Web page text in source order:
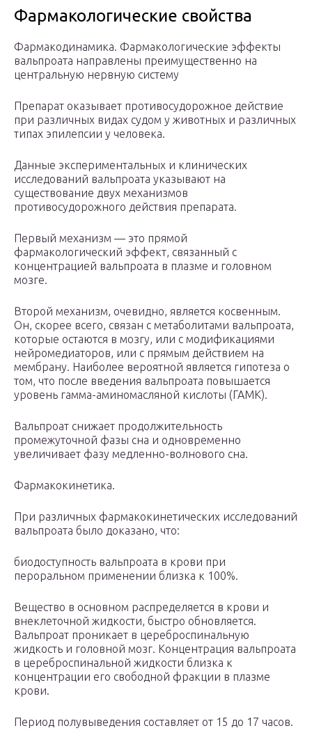
Фармакологические свойства
Фармакодинамика. Фармакологические эффекты
вальпроата направлены преимущественно на
центральную нервную систему
Препарат оказывает противосудорожное действие
при различных видах судом у животных и различных
типах эпилепсии у человека.
Данные экспериментальных и клинических
исследований вальпроата указывают на
существование двух механизмов
противосудорожного действия препарата.
Первый механизм — это прямой
фармакологический эффект, связанный с
концентрацией вальпроата в плазме и головном
мозге.
Второй механизм, очевидно, является косвенным.
Он, скорее всего, связан с метаболитами вальпроата,
которые остаются в мозгу, или с модификациями
нейромедиаторов, или с прямым действием на
мембрану. Наиболее вероятной является гипотеза о
том, что после введения вальпроата повышается
уровень гамма-аминомасляной кислоты (ГАМК).
Вальпроат снижает продолжительность
промежуточной фазы сна и одновременно
увеличивает фазу медленно-волнового сна.
Фармакокинетика.
При различных фармакокинетических исследований
вальпроата было доказано, что:
биодоступность вальпроата в крови при
пероральном применении близка к 100%.
Вещество в основном распределяется в крови и
внеклеточной жидкости, быстро обновляется.
Вальпроат проникает в цереброспинальную
жидкость и головной мозг. Концентрация вальпроата
в цереброспинальной жидкости близка к
концентрации его свободной фракции в плазме
крови.
Период полувыведения составляет от 15 до 17 часов.